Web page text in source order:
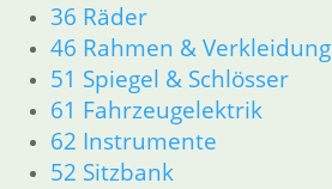
36 Räder
46 Rahmen & Verkleidung
51 Spiegel & Schlösser
61 Fahrzeugelektrik
62 Instrumente
52 Sitzbank